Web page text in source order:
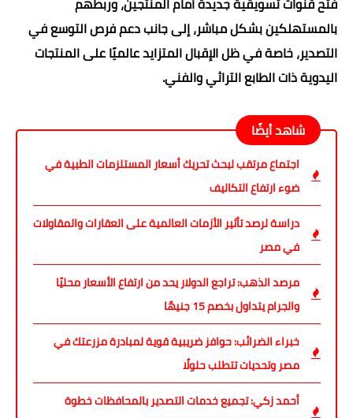
بالمستهلكين بشكل مباشر، إلى جانب دعم فرص التوسع في
التصدير، خاصة في ظل الإقبال المتزايد عالميًا على المنتجات
اليدوية ذات الطابع التراثي والفني.
شاهد أيضًا
اجتماع مرتقب لبحث تحريك أسعار المستلزمات الطبية في
ضوء ارتفاع التكاليف
دراسة لرصد تأثير الأزمات العالمية على العقارات والمقاولات
في مصر
مرصد الذهب: تراجع الدولار يحد من ارتفاع الأسعار محليًا
والجرام يتداول بخصم 15 جنيهًا
خبراء الضرائب: حوافز ضريبية قوية لمبادرة مزرعتك في
مصر وتحديات تتطلب حلولًا
أحمد زكي: تجميع خدمات التصدير بالمحافظات خطوة